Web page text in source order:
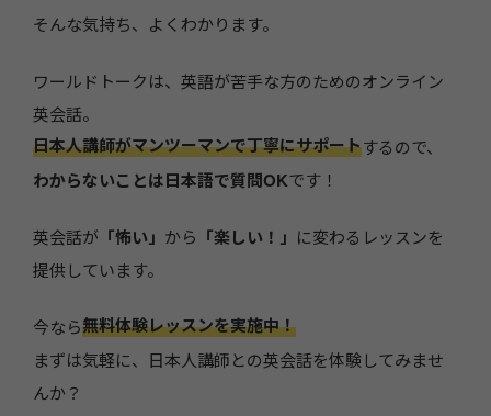
そんな気持ち、よくわかります。
ワールドトークは、英語が苦手な方のためのオンライン
英会話。
日本人講師がマンツーマンで丁寧にサポートするので、
わからないことは日本語で質問OKです！
英会話が 「怖い」 から 「楽しい！」 に変わるレッスンを
提供しています。
今なら無料体験レッスンを実施中！
まずは気軽に、日本人講師との英会話を体験してみませ
んか？